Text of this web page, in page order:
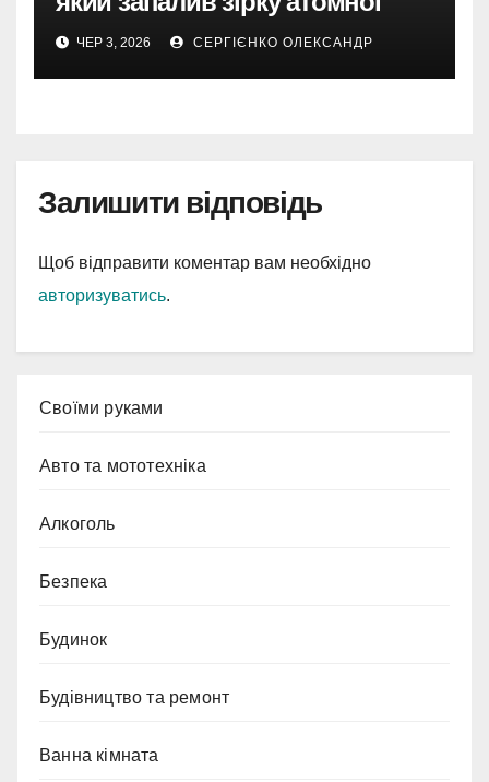
епохи
ЧЕР 3, 2026 СЕРГІЄНКО ОЛЕКСАНДР
Залишити відповідь
Щоб відправити коментар вам необхідно
авторизуватись.
Cвоїми руками
Авто та мототехніка
Алкоголь
Безпека
Будинок
Будівництво та ремонт
Ванна кімната